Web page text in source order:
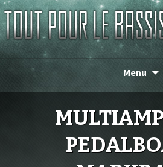
TOUT POUR LE
de basse depuis
Menu